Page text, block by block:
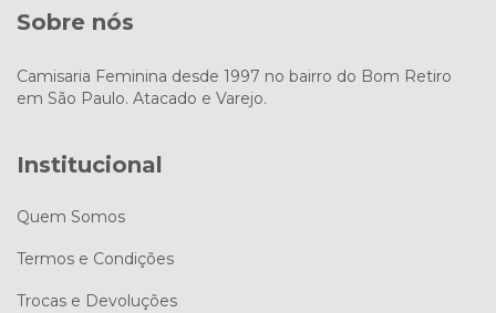
Sobre nós
Camisaria Feminina desde 1997 no bairro do Bom Retiro
em São Paulo. Atacado e Varejo.
Institucional
Quem Somos
Termos e Condições
Trocas e Devoluções